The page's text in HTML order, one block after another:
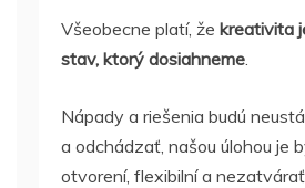
Všeobecne platí, že kreativita
stav, ktorý dosiahneme.
Nápady a riešenia budú
a odchádzať, našou úlohou je
otvorení, flexibilní a